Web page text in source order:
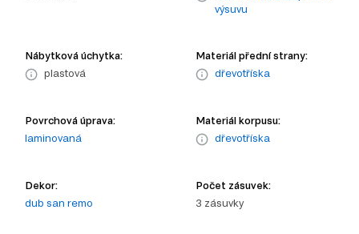
výsuvu
Nábytková úchytka:
plastová
Materiál přední strany:
dřevotříska
Povrchová úprava:
laminovaná
Materiál korpusu:
dřevotříska
Dekor:
dub san remo
Počet zásuvek:
3 zásuvky